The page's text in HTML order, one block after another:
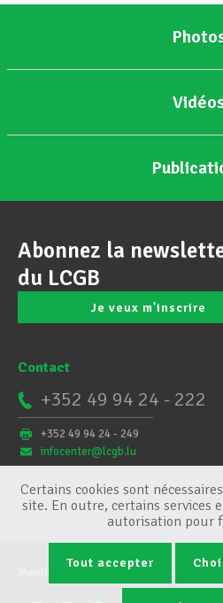
Abonnez la
du LCGB
Je veux m'inscrire
Contact
+352 49 94 24 - 222
+352 49 94 24 - 249
infocenter@lcgb.lu
Conditions générales
Certains cookies sont
site. En outre, certains services
autorisation pour
Tout accepter